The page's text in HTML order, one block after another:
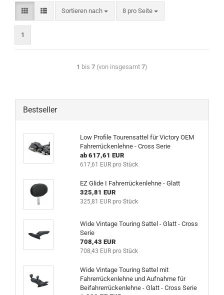
Sortieren nach 8 pro Seite
1
1 bis 7 (von insgesamt 7)
Bestseller
Low Profile Tourensattel für Victory OEM
Fahrerrückenlehne - Cross Serie
ab 617,61 EUR
617,61 EUR pro Stück
EZ Glide I Fahrerrückenlehne - Glatt
325,81 EUR
325,81 EUR pro Stück
Wide Vintage Touring Sattel - Glatt - Cross
Serie
708,43 EUR
708,43 EUR pro Stück
Wide Vintage Touring Sattel mit
Fahrerrückenlehne und Aufnahme für
Beifahrerrückenlehne - Glatt - Cross Serie